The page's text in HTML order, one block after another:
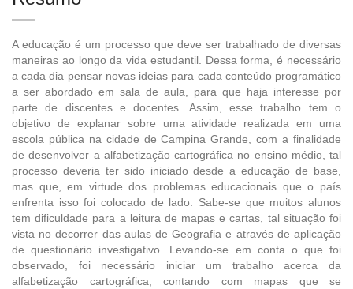
A educação é um processo que deve ser trabalhado de diversas
maneiras ao longo da vida estudantil. Dessa forma, é necessário
a cada dia pensar novas ideias para cada conteúdo programático
a ser abordado em sala de aula, para que haja interesse por
parte de discentes e docentes. Assim, esse trabalho tem o
objetivo de explanar sobre uma atividade realizada em uma
escola pública na cidade de Campina Grande, com a finalidade
de desenvolver a alfabetização cartográfica no ensino médio, tal
processo deveria ter sido iniciado desde a educação de base,
mas que, em virtude dos problemas educacionais que o país
enfrenta isso foi colocado de lado. Sabe-se que muitos alunos
tem dificuldade para a leitura de mapas e cartas, tal situação foi
vista no decorrer das aulas de Geografia e através de aplicação
de questionário investigativo. Levando-se em conta o que foi
observado, foi necessário iniciar um trabalho acerca da
alfabetização cartográfica, contando com mapas que se